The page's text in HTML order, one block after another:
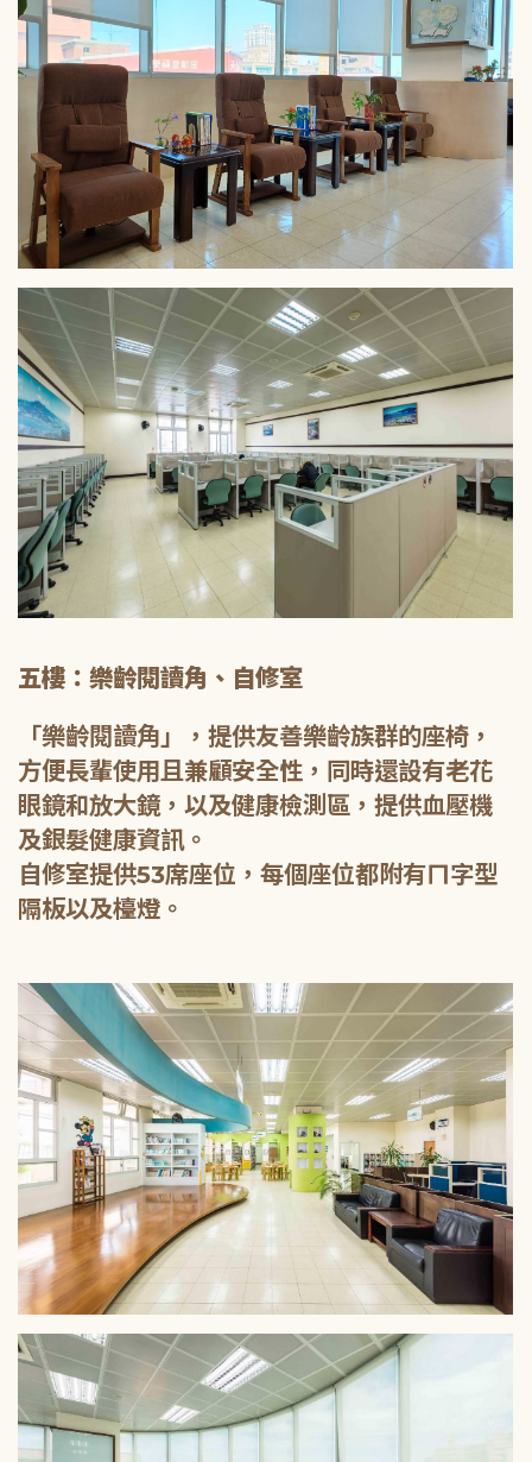
五樓：樂齡閱讀角、自修室
「樂齡閱讀角」，提供友善樂齡族群的座椅，
方便長輩使用且兼顧安全性，同時還設有老花
眼鏡和放大鏡，以及健康檢測區，提供血壓機
及銀髮健康資訊。
自修室提供53席座位，每個座位都附有ㄇ字型